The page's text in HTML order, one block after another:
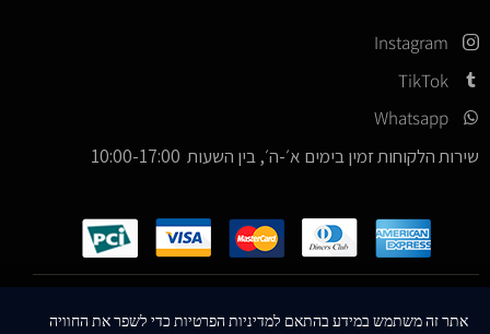
Instagram
TikTok
Whatsapp
שירות הלקוחות זמין בימים א׳-ה׳, בין השעות 10:00-17:00
אתר זה משתמש במידע בהתאם למדיניות הפרטיות כדי לשפר את החוויה